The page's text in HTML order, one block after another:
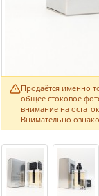
Продаётся именно
общее стоковое
внимание на
Внимательно